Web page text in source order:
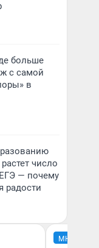
больше
с самой
в
число
— почему
радости
МНЕНИЕ